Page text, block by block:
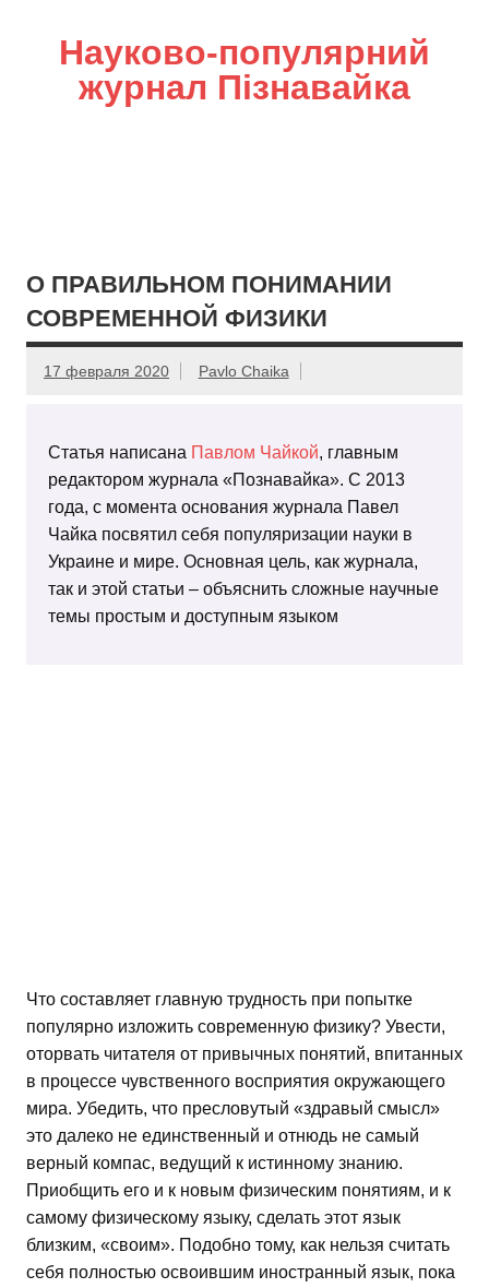
Науково-популярний
журнал Пізнавайка
О ПРАВИЛЬНОМ ПОНИМАНИИ
СОВРЕМЕННОЙ ФИЗИКИ
17 февраля 2020 Pavlo Chaika
Статья написана Павлом Чайкой, главным
редактором журнала «Познавайка». С 2013
года, с момента основания журнала Павел
Чайка посвятил себя популяризации науки в
Украине и мире. Основная цель, как журнала,
так и этой статьи – объяснить сложные научные
темы простым и доступным языком
Что составляет главную трудность при попытке
популярно изложить современную физику? Увести,
оторвать читателя от привычных понятий, впитанных
в процессе чувственного восприятия окружающего
мира. Убедить, что пресловутый «здравый смысл»
это далеко не единственный и отнюдь не самый
верный компас, ведущий к истинному знанию.
Приобщить его и к новым физическим понятиям, и к
самому физическому языку, сделать этот язык
близким, «своим». Подобно тому, как нельзя считать
себя полностью освоившим иностранный язык, пока